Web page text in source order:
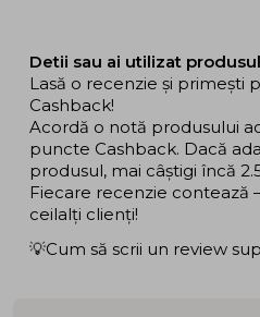
Detii sau ai utilizat
Lasă o recenzie și primești
Cashback!
Acordă o notă produsului
puncte Cashback. Dacă
produsul, mai câștigi încă
Fiecare recenzie contează
ceilalți clienți!
💡Cum să scrii un review